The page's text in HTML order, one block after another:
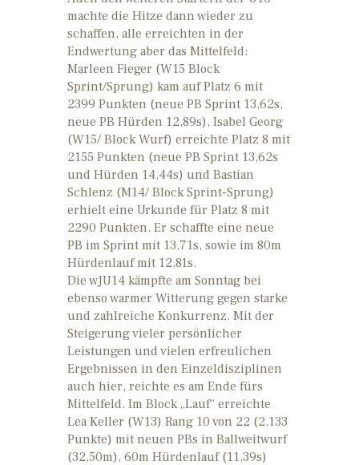
machte die Hitze dann wieder zu
schaffen, alle erreichten in der
Endwertung aber das Mittelfeld:
Marleen Fieger (W15 Block
Sprint/Sprung) kam auf Platz 6 mit
2399 Punkten (neue PB Sprint 13,62s,
neue PB Hürden 12,89s), Isabel Georg
(W15/ Block Wurf) erreichte Platz 8 mit
2155 Punkten (neue PB Sprint 13,62s
und Hürden 14,44s) und Bastian
Schlenz (M14/ Block Sprint-Sprung)
erhielt eine Urkunde für Platz 8 mit
2290 Punkten. Er schaffte eine neue
PB im Sprint mit 13,71s, sowie im 80m
Hürdenlauf mit 12,81s.
Die wJU14 kämpfte am Sonntag bei
ebenso warmer Witterung gegen starke
und zahlreiche Konkurrenz. Mit der
Steigerung vieler persönlicher
Leistungen und vielen erfreulichen
Ergebnissen in den Einzeldisziplinen
auch hier, reichte es am Ende fürs
Mittelfeld. Im Block „Lauf“ erreichte
Lea Keller (W13) Rang 10 von 22 (2.133
Punkte) mit neuen PBs in Ballweitwurf
(32,50m), 60m Hürdenlauf (11,39s)